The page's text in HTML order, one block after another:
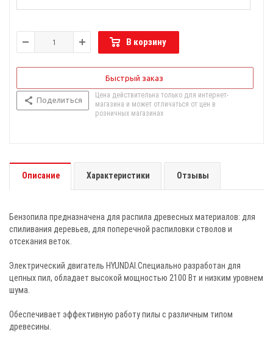
В корзину
Быстрый заказ
Поделиться
Цена действительна только для интернет-
магазина и может отличаться от цен в
розничных магазинах
Описание Характеристики Отзывы
Бензопила предназначена для распила древесных материалов: для
спиливания деревьев, для поперечной распиловки стволов и
отсекания веток.
Электрический двигатель HYUNDAI.Cпециально разработан для
цепных пил, обладает высокой мощностью 2100 Вт и низким уровнем
шума.
Обеспечивает эффективную работу пилы с различным типом
древесины.